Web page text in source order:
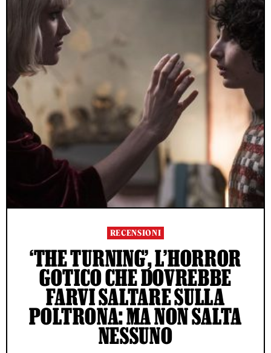
RECENSIONI
‘THE TURNING’, L’HORROR
GOTICO CHE DOVREBBE
FARVI SALTARE SULLA
POLTRONA: MA NON SALTA
NESSUNO